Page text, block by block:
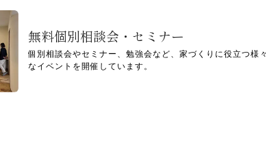
無料個別相談会・セミナー
個別相談会やセミナー、勉強会など、家づくりに役立つ様々
なイベントを開催しています。